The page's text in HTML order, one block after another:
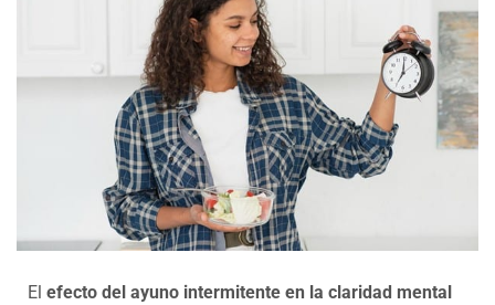
El efecto del ayuno intermitente en la claridad mental